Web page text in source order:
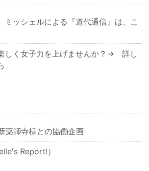
ミッシェルによる『道代通信』は、 こ
しく女子力を上げませんか？→ 詳し
薬師寺様との協働企画
Report!）